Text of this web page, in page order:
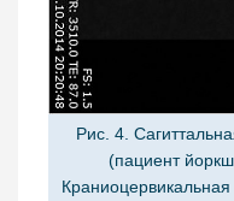
Рис. 4.
(пациент